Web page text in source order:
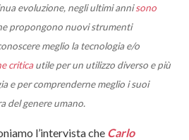
evoluzione, negli ultimi annisono
propongono nuovi strumenti
meglio la tecnologia e/o
criticautile per un utilizzo diverso e più
e per comprenderne meglio i suoi
del genere umano.
l’intervista che Carlo